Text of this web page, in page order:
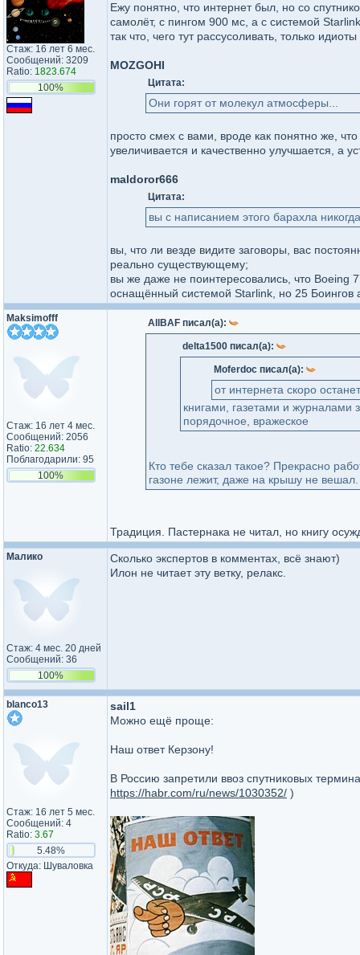
Стаж: 16 лет 6 мес.
Сообщений: 3209
Ratio: 1823.674
100%
Ежу понятно, что интернет был, но со
самолёт, с пингом 900 мс, а с системой
так что, чего тут рассусоливать, только
MOZGOHI
Цитата:
Они горят от молекул атмосферы...
просто смех с вами, вроде как понятно же,
увеличивается и качественно улучшается, а
maldoror666
Цитата:
вы с написанием этого барахла
вы, что ли везде видите заговоры, вас
реально существующему;
вы же даже не поинтересовались, что Boeing
оснащённый системой Starlink, но 25 Боингов
Maksimofff
Стаж: 16 лет 4 мес.
Сообщений: 2056
Ratio: 22.634
Поблагодарили: 95
100%
AllBAF писал(а):
delta1500 писал(а):
Moferdoc писал(а):
от интернета скоро
книгами, газетами и
порядочное, вражеское
Кто тебе сказал такое? Прекрасно
газоне лежит, даже на крышу не
Традиция. Пастернака не читал, но книгу
Малико
Стаж: 4 мес. 20 дней
Сообщений: 36
100%
Сколько экспертов в комментах, всё знают)
Илон не читает эту ветку, релакс.
blanco13
Стаж: 16 лет 5 мес.
Сообщений: 4
Ratio: 3.67
5.48%
Откуда: Шуваловка
sail1
Можно ещё проще:
Наш ответ Керзону!
В Россию запретили ввоз спутниковых
https://habr.com/ru/news/1030352/ )